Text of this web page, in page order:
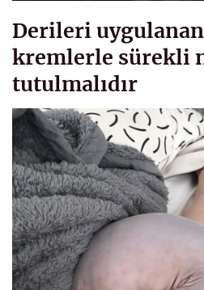
Derileri
kremlerle sürekli
tutulmalıdır